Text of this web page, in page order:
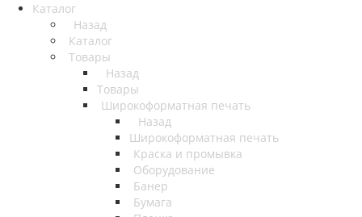
Каталог
Назад
Каталог
Товары
Назад
Товары
Широкоформатная печать
Назад
Широкоформатная печать
Краска и промывка
Оборудование
Банер
Бумага